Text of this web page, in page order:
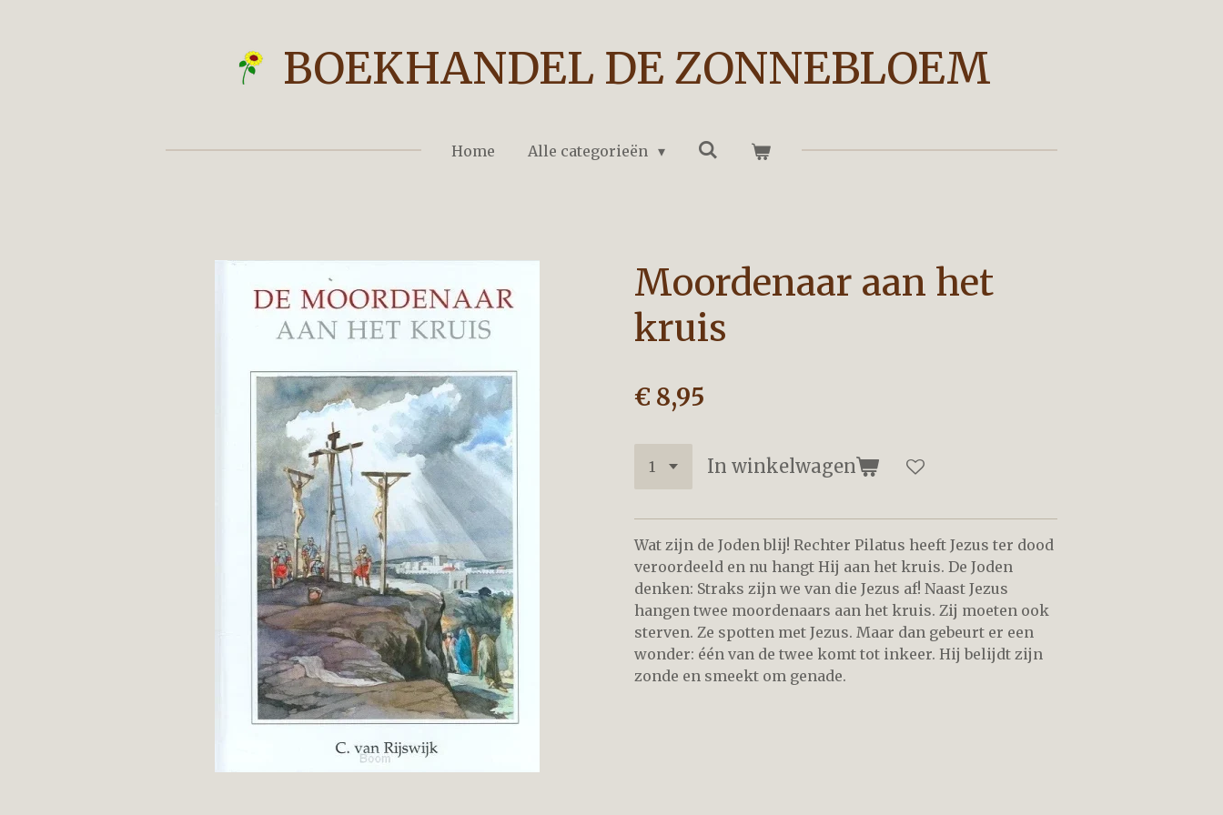
BOEKHANDEL DE ZONNEBLOEM
Home Alle categorieën
Moordenaar aan het
kruis
€ 8,95
In winkelwagen
Wat zijn de Joden blij! Rechter Pilatus heeft Jezus ter dood
veroordeeld en nu hangt Hij aan het kruis. De Joden
denken: Straks zijn we van die Jezus af! Naast Jezus
hangen twee moordenaars aan het kruis. Zij moeten ook
sterven. Ze spotten met Jezus. Maar dan gebeurt er een
wonder: één van de twee komt tot inkeer. Hij belijdt zijn
zonde en smeekt om genade.